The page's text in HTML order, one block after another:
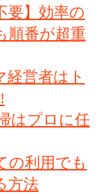
要】効率の
順番が超重
経営者はト
はプロに任
の利用でも
方法